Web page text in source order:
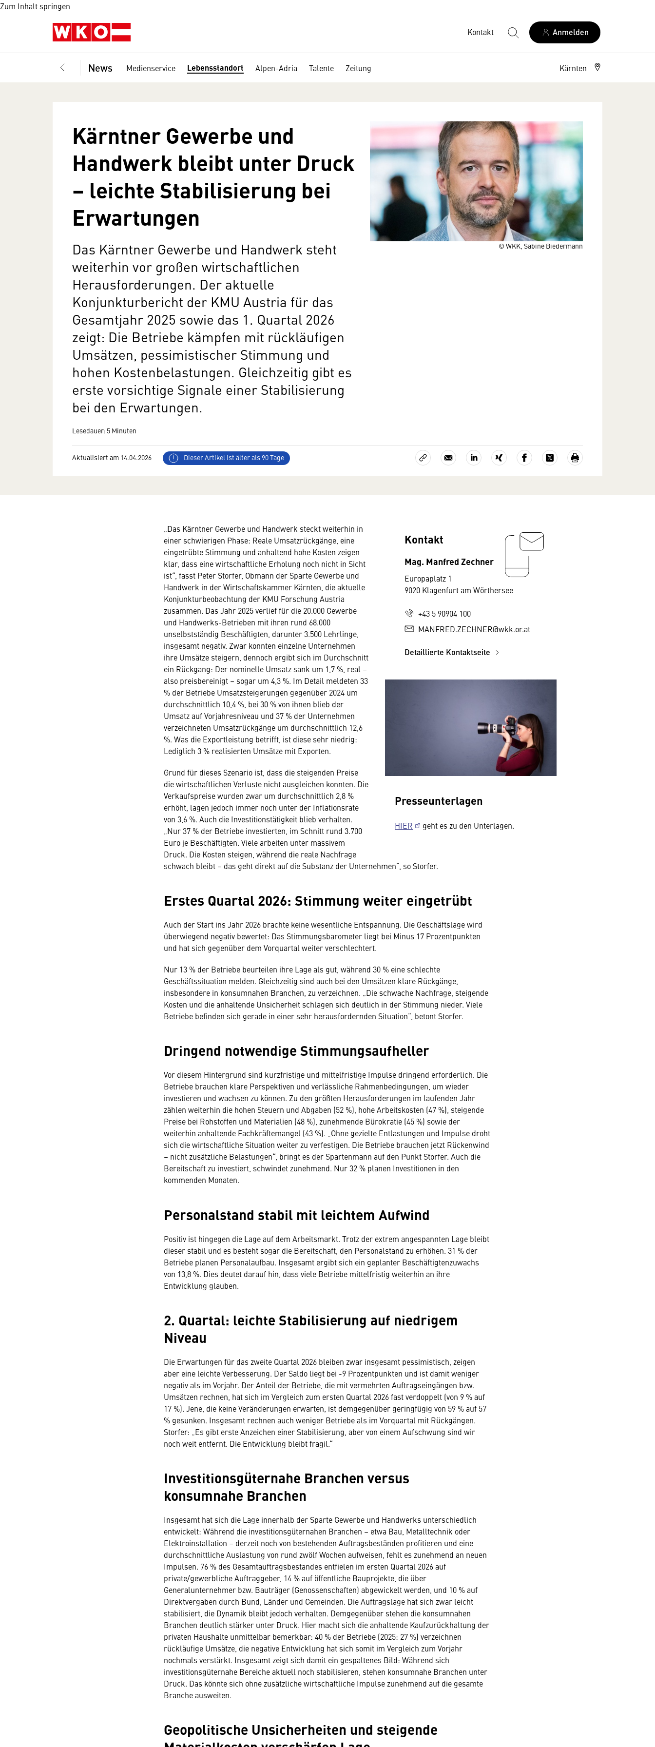
Zum Inhalt springen
Kontakt Anmelden
News Medienservice Lebensstandort Alpen-Adria Talente Zeitung Kärnten
© WKK, Sabine Biedermann
Kärntner Gewerbe und
Handwerk bleibt unter Druck
– leichte Stabilisierung bei
Erwartungen
Das Kärntner Gewerbe und Handwerk steht
weiterhin vor großen wirtschaftlichen
Herausforderungen. Der aktuelle
Konjunkturbericht der KMU Austria für das
Gesamtjahr 2025 sowie das 1. Quartal 2026
zeigt: Die Betriebe kämpfen mit rückläufigen
Umsätzen, pessimistischer Stimmung und
hohen Kostenbelastungen. Gleichzeitig gibt es
erste vorsichtige Signale einer Stabilisierung
bei den Erwartungen.
Lesedauer: 5 Minuten
Aktualisiert am 14.04.2026 Dieser Artikel ist älter als 90 Tage
Kontakt
Mag. Manfred Zechner
Europaplatz 1
9020 Klagenfurt am Wörthersee
+43 5 90904 100
MANFRED.ZECHNER@wkk.or.at
Detaillierte Kontaktseite
Presseunterlagen
HIER geht es zu den Unterlagen.
„Das Kärntner Gewerbe und Handwerk steckt weiterhin in
einer schwierigen Phase: Reale Umsatzrückgänge, eine
eingetrübte Stimmung und anhaltend hohe Kosten zeigen
klar, dass eine wirtschaftliche Erholung noch nicht in Sicht
ist“, fasst Peter Storfer, Obmann der Sparte Gewerbe und
Handwerk in der Wirtschaftskammer Kärnten, die aktuelle
Konjunkturbeobachtung der KMU Forschung Austria
zusammen. Das Jahr 2025 verlief für die 20.000 Gewerbe
und Handwerks-Betrieben mit ihren rund 68.000
unselbstständig Beschäftigten, darunter 3.500 Lehrlinge,
insgesamt negativ. Zwar konnten einzelne Unternehmen
ihre Umsätze steigern, dennoch ergibt sich im Durchschnitt
ein Rückgang: Der nominelle Umsatz sank um 1,7 %, real –
also preisbereinigt – sogar um 4,3 %. Im Detail meldeten 33
% der Betriebe Umsatzsteigerungen gegenüber 2024 um
durchschnittlich 10,4 %, bei 30 % von ihnen blieb der
Umsatz auf Vorjahresniveau und 37 % der Unternehmen
verzeichneten Umsatzrückgänge um durchschnittlich 12,6
%. Was die Exportleistung betrifft, ist diese sehr niedrig:
Lediglich 3 % realisierten Umsätze mit Exporten.
Grund für dieses Szenario ist, dass die steigenden Preise
die wirtschaftlichen Verluste nicht ausgleichen konnten. Die
Verkaufspreise wurden zwar um durchschnittlich 2,8 %
erhöht, lagen jedoch immer noch unter der Inflationsrate
von 3,6 %. Auch die Investitionstätigkeit blieb verhalten.
„Nur 37 % der Betriebe investierten, im Schnitt rund 3.700
Euro je Beschäftigten. Viele arbeiten unter massivem
Druck. Die Kosten steigen, während die reale Nachfrage
schwach bleibt – das geht direkt auf die Substanz der Unternehmen“, so Storfer.
Erstes Quartal 2026: Stimmung weiter eingetrübt
Auch der Start ins Jahr 2026 brachte keine wesentliche Entspannung. Die Geschäftslage wird
überwiegend negativ bewertet: Das Stimmungsbarometer liegt bei Minus 17 Prozentpunkten
und hat sich gegenüber dem Vorquartal weiter verschlechtert.
Nur 13 % der Betriebe beurteilen ihre Lage als gut, während 30 % eine schlechte
Geschäftssituation melden. Gleichzeitig sind auch bei den Umsätzen klare Rückgänge,
insbesondere in konsumnahen Branchen, zu verzeichnen. „Die schwache Nachfrage, steigende
Kosten und die anhaltende Unsicherheit schlagen sich deutlich in der Stimmung nieder. Viele
Betriebe befinden sich gerade in einer sehr herausfordernden Situation“, betont Storfer.
Dringend notwendige Stimmungsaufheller
Vor diesem Hintergrund sind kurzfristige und mittelfristige Impulse dringend erforderlich. Die
Betriebe brauchen klare Perspektiven und verlässliche Rahmenbedingungen, um wieder
investieren und wachsen zu können. Zu den größten Herausforderungen im laufenden Jahr
zählen weiterhin die hohen Steuern und Abgaben (52 %), hohe Arbeitskosten (47 %), steigende
Preise bei Rohstoffen und Materialien (48 %), zunehmende Bürokratie (45 %) sowie der
weiterhin anhaltende Fachkräftemangel (43 %). „Ohne gezielte Entlastungen und Impulse droht
sich die wirtschaftliche Situation weiter zu verfestigen. Die Betriebe brauchen jetzt Rückenwind
– nicht zusätzliche Belastungen“, bringt es der Spartenmann auf den Punkt Storfer. Auch die
Bereitschaft zu investiert, schwindet zunehmend. Nur 32 % planen Investitionen in den
kommenden Monaten.
Personalstand stabil mit leichtem Aufwind
Positiv ist hingegen die Lage auf dem Arbeitsmarkt. Trotz der extrem angespannten Lage bleibt
dieser stabil und es besteht sogar die Bereitschaft, den Personalstand zu erhöhen. 31 % der
Betriebe planen Personalaufbau. Insgesamt ergibt sich ein geplanter Beschäftigtenzuwachs
von 13,8 %. Dies deutet darauf hin, dass viele Betriebe mittelfristig weiterhin an ihre
Entwicklung glauben.
2. Quartal: leichte Stabilisierung auf niedrigem
Niveau
Die Erwartungen für das zweite Quartal 2026 bleiben zwar insgesamt pessimistisch, zeigen
aber eine leichte Verbesserung. Der Saldo liegt bei -9 Prozentpunkten und ist damit weniger
negativ als im Vorjahr. Der Anteil der Betriebe, die mit vermehrten Auftragseingängen bzw.
Umsätzen rechnen, hat sich im Vergleich zum ersten Quartal 2026 fast verdoppelt (von 9 % auf
17 %). Jene, die keine Veränderungen erwarten, ist demgegenüber geringfügig von 59 % auf 57
% gesunken. Insgesamt rechnen auch weniger Betriebe als im Vorquartal mit Rückgängen.
Storfer: „Es gibt erste Anzeichen einer Stabilisierung, aber von einem Aufschwung sind wir
noch weit entfernt. Die Entwicklung bleibt fragil.“
Investitionsgüternahe Branchen versus
konsumnahe Branchen
Insgesamt hat sich die Lage innerhalb der Sparte Gewerbe und Handwerks unterschiedlich
entwickelt: Während die investitionsgüternahen Branchen – etwa Bau, Metalltechnik oder
Elektroinstallation – derzeit noch von bestehenden Auftragsbeständen profitieren und eine
durchschnittliche Auslastung von rund zwölf Wochen aufweisen, fehlt es zunehmend an neuen
Impulsen. 76 % des Gesamtauftragsbestandes entfielen im ersten Quartal 2026 auf
private/gewerbliche Auftraggeber, 14 % auf öffentliche Bauprojekte, die über
Generalunternehmer bzw. Bauträger (Genossenschaften) abgewickelt werden, und 10 % auf
Direktvergaben durch Bund, Länder und Gemeinden. Die Auftragslage hat sich zwar leicht
stabilisiert, die Dynamik bleibt jedoch verhalten. Demgegenüber stehen die konsumnahen
Branchen deutlich stärker unter Druck. Hier macht sich die anhaltende Kaufzurückhaltung der
privaten Haushalte unmittelbar bemerkbar: 40 % der Betriebe (2025: 27 %) verzeichnen
rückläufige Umsätze, die negative Entwicklung hat sich somit im Vergleich zum Vorjahr
nochmals verstärkt. Insgesamt zeigt sich damit ein gespaltenes Bild: Während sich
investitionsgüternahe Bereiche aktuell noch stabilisieren, stehen konsumnahe Branchen unter
Druck. Das könnte sich ohne zusätzliche wirtschaftliche Impulse zunehmend auf die gesamte
Branche ausweiten.
Geopolitische Unsicherheiten und steigende